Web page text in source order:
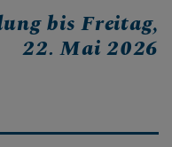
bis Freitag,
22. Mai 2026